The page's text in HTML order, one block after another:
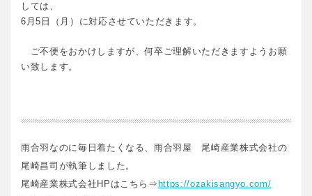
しては、
6月5日（月）に対応させていただきます。
ご不便をおかけしますが、何卒ご理解いただきますようお願
い致します。
雨合羽なのに毎日着たくなる、雨合羽屋 尾崎産業株式会社の
尾崎昌司が執筆しました。
尾崎産業株式会社HPはこちら⇒ https://ozakisangyo.com/